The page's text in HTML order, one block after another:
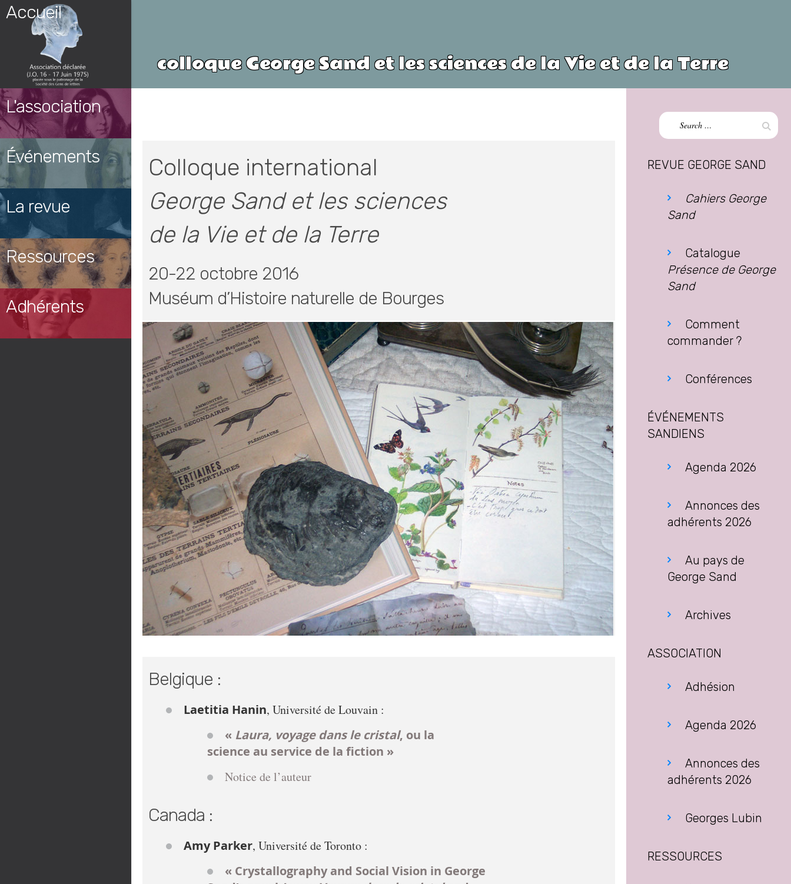
Skip
content
Accueil
L'association
Événements
La revue
Ressources
Adhérents
colloque George Sand et les sciences de la Vie et de la Terre
Colloque international
George Sand et les sciences
de la Vie et de la Terre
20-22 octobre 2016
Muséum d’Histoire naturelle de Bourges
Belgique :
Laetitia Hanin, Université de Louvain :
« Laura, voyage dans le cristal, ou la
science au service de la fiction »
Notice de l’auteur
Canada :
Amy Parker, Université de Toronto :
« Crystallography and Social Vision in George
Search
for:
REVUE GEORGE SAND
Cahiers George
Sand
Catalogue
Présence de George
Sand
Comment
commander ?
Conférences
ÉVÉNEMENTS
SANDIENS
Agenda 2026
Annonces des
adhérents 2026
Au pays de
George Sand
Archives
ASSOCIATION
Adhésion
Agenda 2026
Annonces des
adhérents 2026
Georges Lubin
RESSOURCES